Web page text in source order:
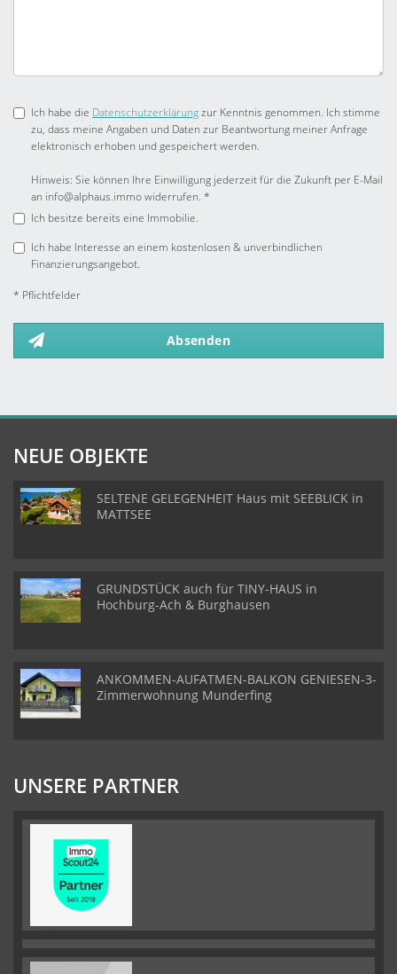
Ich habe die Datenschutzerklärungzur Kenntnis genommen. Ich stimme
zu, dass meine Angaben und Daten zur Beantwortung meiner Anfrage
elektronisch erhoben und gespeichert werden.
Hinweis: Sie können Ihre Einwilligung jederzeit für die Zukunft per E-Mail
an info@alphaus.immo widerrufen. *
Ich besitze bereits eine Immobilie.
Ich habe Interesse an einem kostenlosen & unverbindlichen
Finanzierungsangebot.
* Pflichtfelder
Absenden
NEUE OBJEKTE
SELTENE GELEGENHEIT Haus mit SEEBLICK in
MATTSEE
GRUNDSTÜCK auch für TINY-HAUS in
Hochburg-Ach & Burghausen
ANKOMMEN-AUFATMEN-BALKON GENIESEN-3-
Zimmerwohnung Munderfing
UNSERE PARTNER